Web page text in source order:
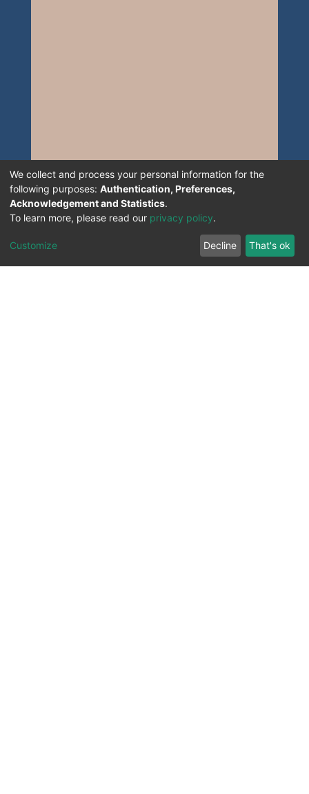
We collect and process your personal information for the
following purposes: Authentication, Preferences,
Acknowledgement and Statistics.
To learn more, please read our privacy policy.
Customize Decline That's ok